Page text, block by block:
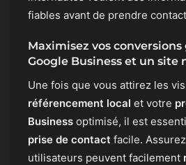
fiables avant de prendre
Maximisez vos
Google Business et un
Une fois que vous attirez les
référencement local et votre
Business optimisé, il est
prise de contact facile.
utilisateurs peuvent facilement